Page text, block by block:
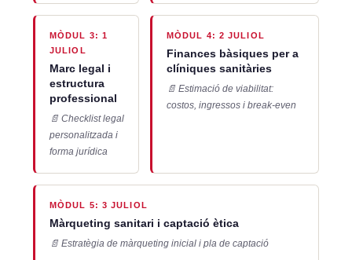
MÒDUL 3: 1
JULIOL
Marc legal i
estructura
professional
📄 Checklist legal
personalitzada i
forma jurídica
MÒDUL 4: 2 JULIOL
Finances bàsiques per a
clíniques sanitàries
📄 Estimació de viabilitat:
costos, ingressos i break-even
MÒDUL 5: 3 JULIOL
Màrqueting sanitari i captació ètica
📄 Estratègia de màrqueting inicial i pla de captació